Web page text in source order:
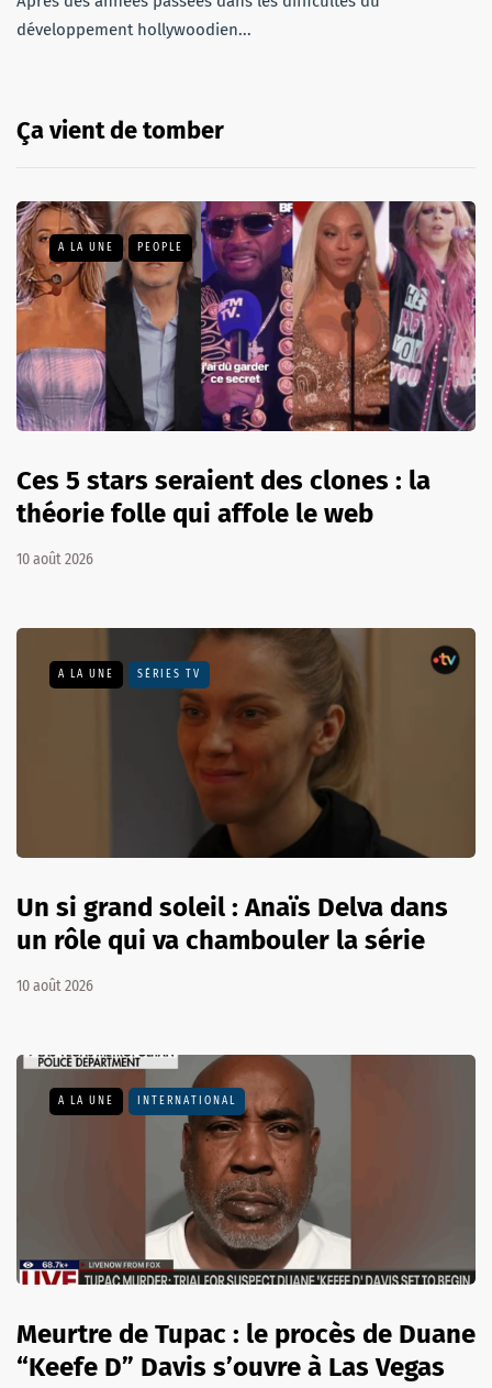
développement hollywoodien...
Ça vient de tomber
A LA UNE PEOPLE
Ces 5 stars seraient des clones : la
théorie folle qui affole le web
10 août 2026
A LA UNE SÉRIES TV
Un si grand soleil : Anaïs Delva dans
un rôle qui va chambouler la série
10 août 2026
A LA UNE INTERNATIONAL
Meurtre de Tupac : le procès de Duane
“Keefe D” Davis s’ouvre à Las Vegas